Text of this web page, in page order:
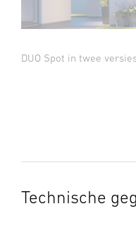
DUO Spot in twee
Technische